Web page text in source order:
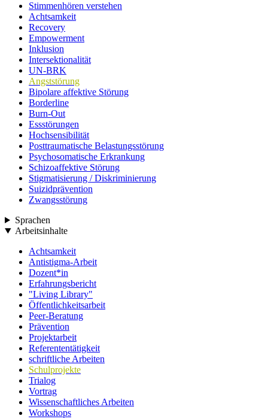
Stimmenhören verstehen
Achtsamkeit
Recovery
Empowerment
Inklusion
Intersektionalität
UN-BRK
Angststörung
Bipolare affektive Störung
Borderline
Burn-Out
Essstörungen
Hochsensibilität
Posttraumatische Belastungsstörung
Psychosomatische Erkrankung
Schizoaffektive Störung
Stigmatisierung / Diskriminierung
Suizidprävention
Zwangsstörung
Sprachen
Arbeitsinhalte
Achtsamkeit
Antistigma-Arbeit
Dozent*in
Erfahrungsbericht
"Living Library"
Öffentlichkeitsarbeit
Peer-Beratung
Prävention
Projektarbeit
Referententätigkeit
schriftliche Arbeiten
Schulprojekte
Trialog
Vortrag
Wissenschaftliches Arbeiten
Workshops